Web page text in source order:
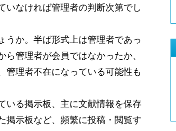
いなければ管理者の判断次第でし
か。半ば形式上は管理者であっ
管理者が会員ではなかったか、
管理者不在になっている可能性も
いる掲示板、主に文献情報を保存
掲示板など、頻繁に投稿・閲覧す